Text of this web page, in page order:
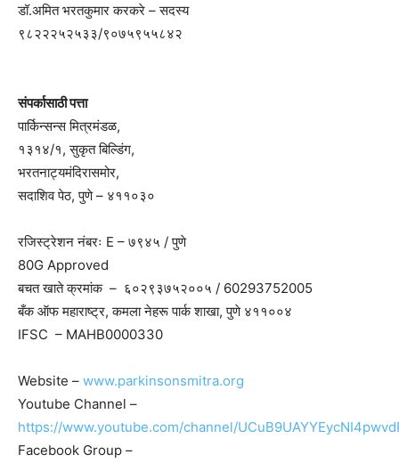
डॉ.अमित भरतकुमार करकरे – सदस्य
९८२२२५२५३३/९०७५९५५८४२
संपर्कासाठी पत्ता
पार्किन्सन्स मित्रमंडळ,
१३१४/१, सुकृत बिल्डिंग,
भरतनाट्यमंदिरासमोर,
सदाशिव पेठ, पुणे – ४११०३०
रजिस्ट्रेशन नंबरः E – ७९४५ / पुणे
80G Approved
बचत खाते क्रमांक – ६०२९३७५२००५ / 60293752005
बँक ऑफ महाराष्ट्र, कमला नेहरू पार्क शाखा, पुणे ४११००४
IFSC – MAHB0000330
Website – www.parkinsonsmitra.org
Youtube Channel –
https://www.youtube.com/channel/
Facebook Group –